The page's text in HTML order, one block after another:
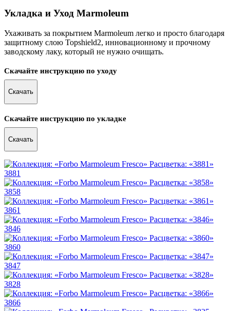
Укладка и Уход Marmoleum
Ухаживать за покрытием Marmoleum легко и просто благодаря
защитному слою Topshield2, инновационному и прочному
заводскому лаку, который не нужно очищать.
Скачайте инструкцию по уходу
Скачать
Скачайте инструкцию по укладке
Скачать
3881
3858
3861
3846
3860
3847
3828
3866